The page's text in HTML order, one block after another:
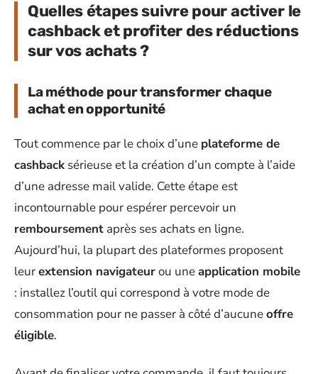
Quelles étapes suivre pour activer le
cashback et profiter des réductions
sur vos achats ?
La méthode pour transformer chaque
achat en opportunité
Tout commence par le choix d’une plateforme de
cashback sérieuse et la création d’un compte à l’aide
d’une adresse mail valide. Cette étape est
incontournable pour espérer percevoir un
remboursement après ses achats en ligne.
Aujourd’hui, la plupart des plateformes proposent
leurextension navigateurou uneapplication mobile
: installez l’outil qui correspond à votre mode de
consommation pour ne passer à côté d’aucuneoffre
éligible.